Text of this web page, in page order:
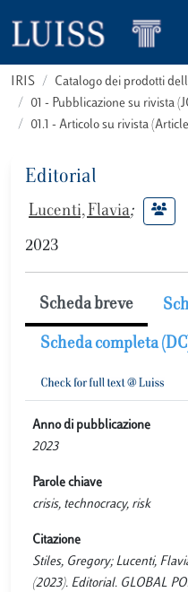
IRIS
Catalogo dei prodotti
01 - Pubblicazione su rivista
01.1 - Articolo su rivista
Editorial
Lucenti, Flavia;
2023
Scheda breve
Scheda completa
Anno di pubblicazione
2023
Parole chiave
crisis, technocracy, risk
Citazione
Stiles, Gregory; Lucenti,
(2023). Editorial. GLOBAL